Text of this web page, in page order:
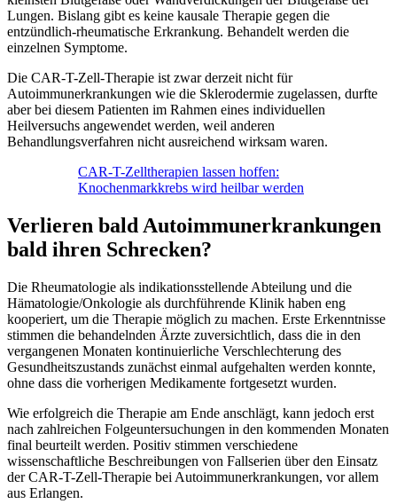
Lungen. Bislang gibt es keine kausale Therapie gegen die
entzündlich-rheumatische Erkrankung. Behandelt werden die
einzelnen Symptome.
Die CAR-T-Zell-Therapie ist zwar derzeit nicht für
Autoimmunerkrankungen wie die Sklerodermie zugelassen, durfte
aber bei diesem Patienten im Rahmen eines individuellen
Heilversuchs angewendet werden, weil anderen
Behandlungsverfahren nicht ausreichend wirksam waren.
CAR-T-Zelltherapien lassen hoffen:
Knochenmarkkrebs wird heilbar werden
Verlieren bald Autoimmunerkrankungen
bald ihren Schrecken?
Die Rheumatologie als indikationsstellende Abteilung und die
Hämatologie/Onkologie als durchführende Klinik haben eng
kooperiert, um die Therapie möglich zu machen. Erste Erkenntnisse
stimmen die behandelnden Ärzte zuversichtlich, dass die in den
vergangenen Monaten kontinuierliche Verschlechterung des
Gesundheitszustands zunächst einmal aufgehalten werden konnte,
ohne dass die vorherigen Medikamente fortgesetzt wurden.
Wie erfolgreich die Therapie am Ende anschlägt, kann jedoch erst
nach zahlreichen Folgeuntersuchungen in den kommenden Monaten
final beurteilt werden. Positiv stimmen verschiedene
wissenschaftliche Beschreibungen von Fallserien über den Einsatz
der CAR-T-Zell-Therapie bei Autoimmunerkrankungen, vor allem
aus Erlangen.